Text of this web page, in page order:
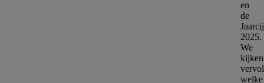
en
de
2025.
We
kijken
welke